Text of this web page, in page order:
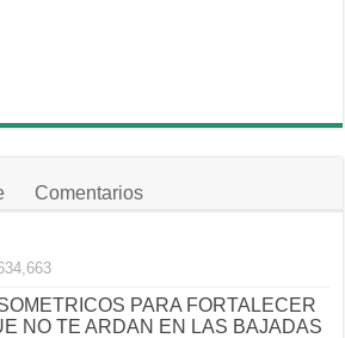
Comentarios
PARA FORTALECER
NO TE ARDAN EN LAS BAJADAS